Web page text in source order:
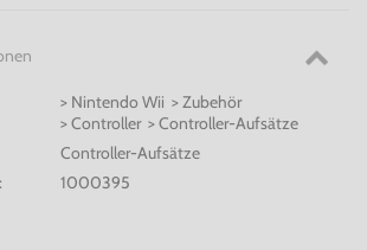
> Nintendo Wii > Zubehör
> Controller > Controller-Aufsätze
Controller-Aufsätze
1000395